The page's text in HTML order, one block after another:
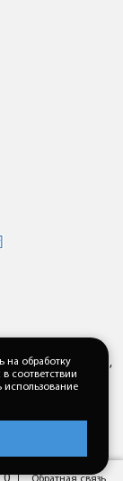
каждый раз,
связи на
на обработку
соответствии
использование